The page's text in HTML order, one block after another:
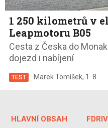
1 250 kilometrů v
Leapmotoru B05
Cesta z Česka do
dojezd i nabíjení
TEST Marek Tomíšek, 1. 8.
HLAVNÍ OBSAH